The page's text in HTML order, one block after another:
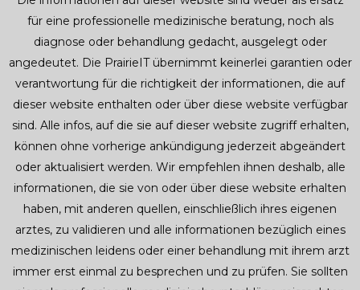
für eine professionelle medizinische beratung, noch als
diagnose oder behandlung gedacht, ausgelegt oder
angedeutet. Die PrairieIT übernimmt keinerlei garantien oder
verantwortung für die richtigkeit der informationen, die auf
dieser website enthalten oder über diese website verfügbar
sind. Alle infos, auf die sie auf dieser website zugriff erhalten,
können ohne vorherige ankündigung jederzeit abgeändert
oder aktualisiert werden. Wir empfehlen ihnen deshalb, alle
informationen, die sie von oder über diese website erhalten
haben, mit anderen quellen, einschließlich ihres eigenen
arztes, zu validieren und alle informationen bezüglich eines
medizinischen leidens oder einer behandlung mit ihrem arzt
immer erst einmal zu besprechen und zu prüfen. Sie sollten